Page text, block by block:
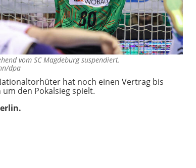
vom SC Magdeburg suspendiert.
dpa
hat noch einen Vertrag bis
den Pokalsieg spielt.